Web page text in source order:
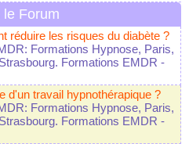
le Forum
réduire les risques du diabète ?
Formations Hypnose, Paris,
Formations EMDR -
d'un travail hypnothérapique ?
Formations Hypnose, Paris,
Formations EMDR -